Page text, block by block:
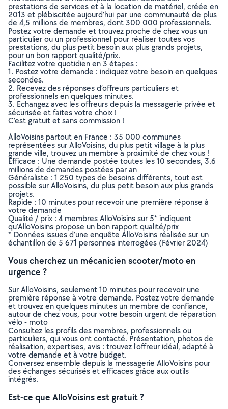
prestations de services et à la location de matériel, créée en
2013 et plébiscitée aujourd’hui par une communauté de plus
de 4,5 millions de membres, dont 300 000 professionnels.
Postez votre demande et trouvez proche de chez vous un
particulier ou un professionnel pour réaliser toutes vos
prestations, du plus petit besoin aux plus grands projets,
pour un bon rapport qualité/prix.
Facilitez votre quotidien en 3 étapes :
1. Postez votre demande : indiquez votre besoin en quelques
secondes.
2. Recevez des réponses d’offreurs particuliers et
professionnels en quelques minutes.
3. Echangez avec les offreurs depuis la messagerie privée et
sécurisée et faites votre choix !
C’est gratuit et sans commission !
AlloVoisins partout en France : 35 000 communes
représentées sur AlloVoisins, du plus petit village à la plus
grande ville, trouvez un membre à proximité de chez vous !
Efficace : Une demande postée toutes les 10 secondes, 3.6
millions de demandes postées par an
Généraliste : 1 250 types de besoins différents, tout est
possible sur AlloVoisins, du plus petit besoin aux plus grands
projets.
Rapide : 10 minutes pour recevoir une première réponse à
votre demande
Qualité / prix : 4 membres AlloVoisins sur 5* indiquent
qu’AlloVoisins propose un bon rapport qualité/prix
* Données issues d’une enquête AlloVoisins réalisée sur un
échantillon de 5 671 personnes interrogées (Février 2024)
Vous cherchez un mécanicien scooter/moto en
urgence ?
Sur AlloVoisins, seulement 10 minutes pour recevoir une
première réponse à votre demande. Postez votre demande
et trouvez en quelques minutes un membre de confiance,
autour de chez vous, pour votre besoin urgent de réparation
vélo - moto
Consultez les profils des membres, professionnels ou
particuliers, qui vous ont contacté. Présentation, photos de
réalisation, expertises, avis : trouvez l'offreur idéal, adapté à
votre demande et à votre budget.
Conversez ensemble depuis la messagerie AlloVoisins pour
des échanges sécurisés et efficaces grâce aux outils
intégrés.
Est-ce que AlloVoisins est gratuit ?